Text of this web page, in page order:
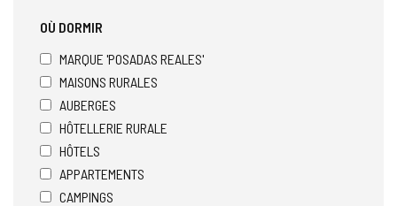
OÙ DORMIR
MARQUE 'POSADAS REALES'
MAISONS RURALES
AUBERGES
HÔTELLERIE RURALE
HÔTELS
APPARTEMENTS
CAMPINGS